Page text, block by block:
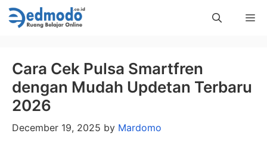
Skip
to
Cara Cek Pulsa Smartfren
dengan Mudah Updetan Terbaru
2026
December 19, 2025 by Mardomo